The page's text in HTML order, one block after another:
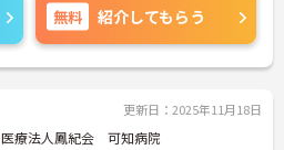
無料 紹介してもらう
更新日：2025年11月18日
医療法人鳳紀会 可知病院